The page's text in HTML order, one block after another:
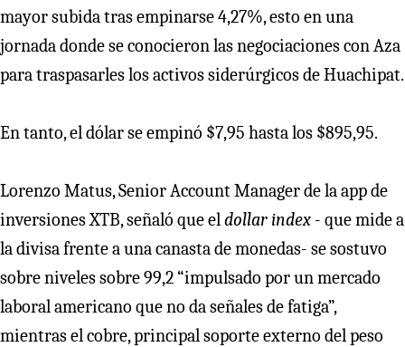
mayor subida tras empinarse 4,27%, esto en una
jornada donde se conocieron las negociaciones con Aza
para traspasarles los activos siderúrgicos de Huachipat.
En tanto, el dólar se empinó $7,95 hasta los $895,95.
Lorenzo Matus, Senior Account Manager de la app de
inversiones XTB, señaló que eldollar index - que mide a
la divisa frente a una canasta de monedas- se sostuvo
sobre niveles sobre 99,2 “impulsado por un mercado
laboral americano que no da señales de fatiga”,
mientras el cobre, principal soporte externo del peso